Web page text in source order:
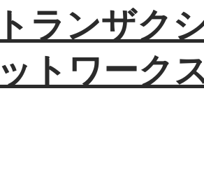
ランザク
トワーク